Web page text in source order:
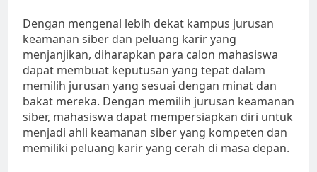
Dengan mengenal lebih dekat kampus jurusan
keamanan siber dan peluang karir yang
menjanjikan, diharapkan para calon mahasiswa
dapat membuat keputusan yang tepat dalam
memilih jurusan yang sesuai dengan minat dan
bakat mereka. Dengan memilih jurusan keamanan
siber, mahasiswa dapat mempersiapkan diri untuk
menjadi ahli keamanan siber yang kompeten dan
memiliki peluang karir yang cerah di masa depan.